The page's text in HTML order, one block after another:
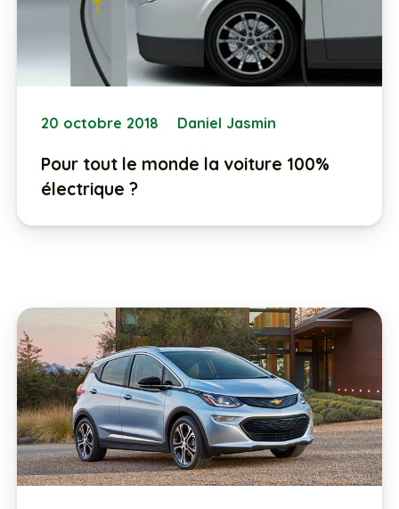
20 octobre 2018 Daniel Jasmin
Pour tout le monde la voiture 100%
électrique ?